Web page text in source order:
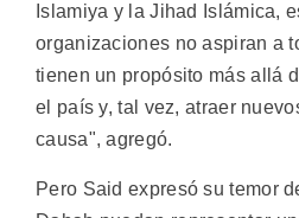
Islamiya y la Jihad Islámica,
organizaciones no aspiran a
tienen un propósito más allá
el país y, tal vez, atraer
causa", agregó.
Pero Said expresó su temor